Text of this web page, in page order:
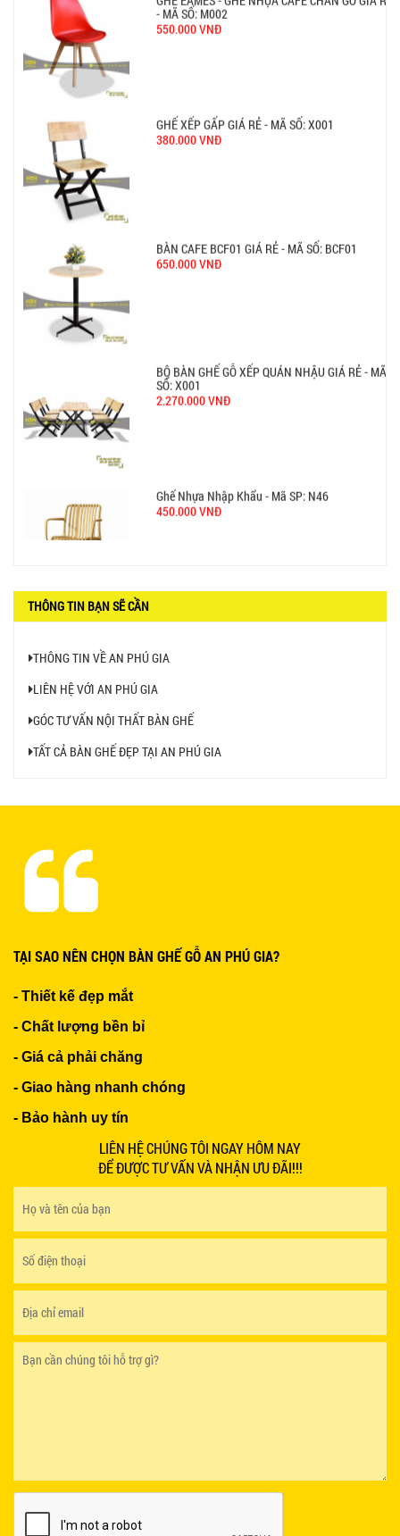
750.000 VNĐ
550.000 VNĐ
SỐ: X001
Ghế Ăn nhập khẩu ELLA - Mã SP: GNK05
750.000 VNĐ
GHẾ EAMES - GHẾ NHỰA CAFE CHÂN GỖ GIÁ RẺ
GHẾ XẾP GẤP GIÁ RẺ - MÃ SỐ: X001
BÀN CAFE BCF01 GIÁ RẺ - MÃ SỐ: BCF01
650.000 VNĐ
THÔNG TIN BẠN SẼ CẦN
THÔNG TIN VỀ AN PHÚ GIA
LIÊN HỆ VỚI AN PHÚ GIA
GÓC TƯ VẤN NỘI THẤT BÀN GHẾ
TẤT CẢ BÀN GHẾ ĐẸP TẠI AN PHÚ GIA
TẠI SAO NÊN CHỌN BÀN GHẾ GỖ AN PHÚ GIA?
- Thiết kế đẹp mắt
- Chất lượng bền bỉ
- Giá cả phải chăng
- Giao hàng nhanh chóng
- Bảo hành uy tín
LIÊN HỆ CHÚNG TÔI NGAY HÔM NAY
ĐỂ ĐƯỢC TƯ VẤN VÀ NHẬN ƯU ĐÃI!!!